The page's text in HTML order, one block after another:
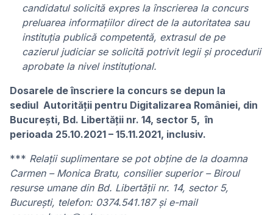
candidatul solicită expres la înscrierea la concurs
preluarea informaţiilor direct de la autoritatea sau
instituţia publică competentă, extrasul de pe
cazierul judiciar se solicită potrivit legii şi procedurii
aprobate la nivel instituţional.
Dosarele de înscriere la concurs se depun la
sediul Autorității pentru Digitalizarea României, din
București, Bd. Libertății nr. 14, sector 5, în
perioada 25.10.2021 – 15.11.2021, inclusiv.
*** Relaţii suplimentare se pot obţine de la doamna
Carmen – Monica Bratu, consilier superior – Biroul
resurse umane din Bd. Libertății nr. 14, sector 5,
București, telefon: 0374.541.187 și e-mail